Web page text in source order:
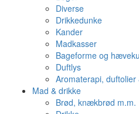
Diverse
Drikkedunke
Kander
Madkasser
Bageforme og
Duftlys
Aromaterapi,
Mad & drikke
Brød, knækbrød m.m.